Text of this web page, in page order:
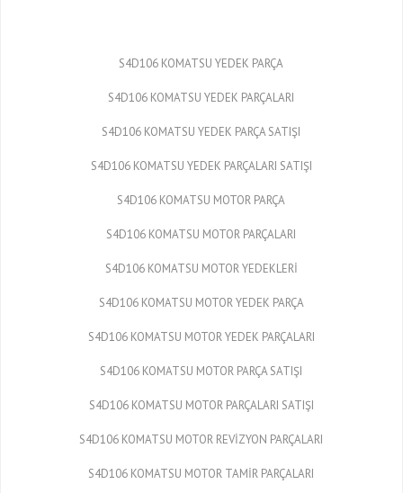
S4D106 KOMATSU YEDEK PARÇA
S4D106 KOMATSU YEDEK PARÇALARI
S4D106 KOMATSU YEDEK PARÇA SATIŞI
S4D106 KOMATSU YEDEK PARÇALARI SATIŞI
S4D106 KOMATSU MOTOR PARÇA
S4D106 KOMATSU MOTOR PARÇALARI
S4D106 KOMATSU MOTOR YEDEKLERİ
S4D106 KOMATSU MOTOR YEDEK PARÇA
S4D106 KOMATSU MOTOR YEDEK PARÇALARI
S4D106 KOMATSU MOTOR PARÇA SATIŞI
S4D106 KOMATSU MOTOR PARÇALARI SATIŞI
S4D106 KOMATSU MOTOR REVİZYON PARÇALARI
S4D106 KOMATSU MOTOR TAMİR PARÇALARI